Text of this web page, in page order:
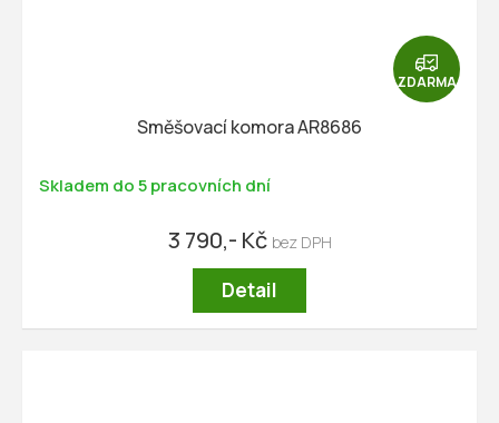
Z
D
A
ZDARMA
Směšovací komora AR8686
Skladem do 5 pracovních dní
3 790,- Kč
Detail